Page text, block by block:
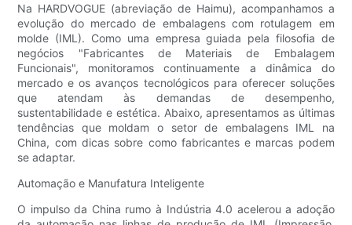
Na HARDVOGUE (abreviação de Haimu), acompanhamos a
evolução do mercado de embalagens com rotulagem em
molde (IML). Como uma empresa guiada pela filosofia de
negócios "Fabricantes de Materiais de Embalagem
Funcionais", monitoramos continuamente a dinâmica do
mercado e os avanços tecnológicos para oferecer soluções
que atendam às demandas de desempenho,
sustentabilidade e estética. Abaixo, apresentamos as últimas
tendências que moldam o setor de embalagens IML na
China, com dicas sobre como fabricantes e marcas podem
se adaptar.
Automação e Manufatura Inteligente
O impulso da China rumo à Indústria 4.0 acelerou a adoção